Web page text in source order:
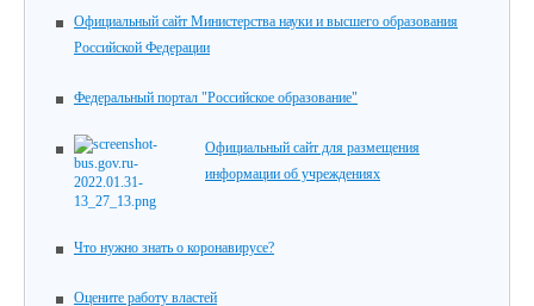
Официальный сайт Министерства науки и высшего образования
Российской Федерации
Федеральный портал "Российское образование"
Официальный сайт для размещения
информации об учреждениях
Что нужно знать о коронавирусе?
Оцените работу властей